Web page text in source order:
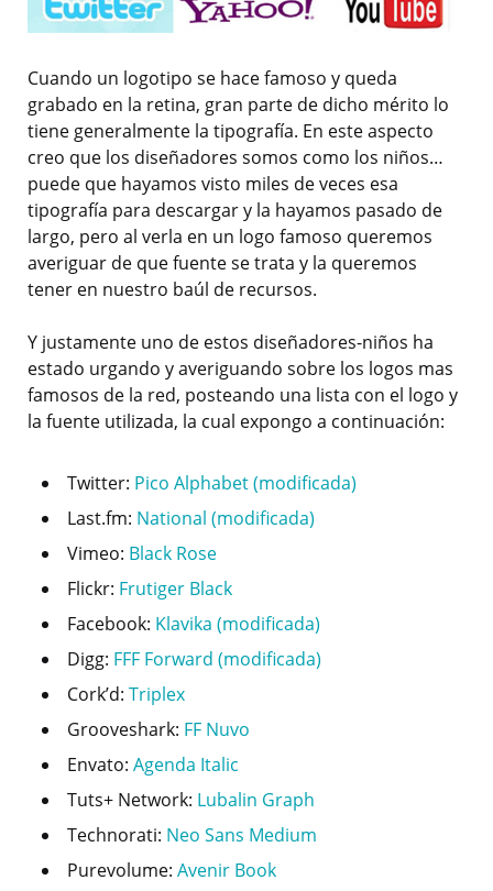
Cuando un logotipo se hace famoso y queda
grabado en la retina, gran parte de dicho mérito lo
tiene generalmente la tipografía. En este aspecto
creo que los diseñadores somos como los niños…
puede que hayamos visto miles de veces esa
tipografía para descargar y la hayamos pasado de
largo, pero al verla en un logo famoso queremos
averiguar de que fuente se trata y la queremos
tener en nuestro baúl de recursos.
Y justamente uno de estos diseñadores-niños ha
estado urgando y averiguando sobre los logos mas
famosos de la red, posteando una lista con el logo y
la fuente utilizada, la cual expongo a continuación:
Twitter: Pico Alphabet (modificada)
Last.fm: National (modificada)
Vimeo: Black Rose
Flickr: Frutiger Black
Facebook: Klavika (modificada)
Digg: FFF Forward (modificada)
Cork’d: Triplex
Grooveshark: FF Nuvo
Envato: Agenda Italic
Tuts+ Network: Lubalin Graph
Technorati: Neo Sans Medium
Purevolume: Avenir Book